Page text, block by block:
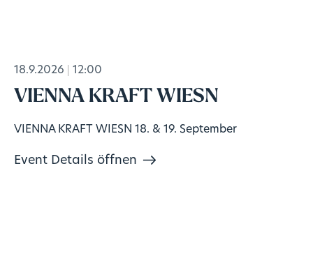
18.9.2026 12:00
VIENNA KRAFT WIESN
VIENNA KRAFT WIESN 18. & 19. September
Event Details öffnen